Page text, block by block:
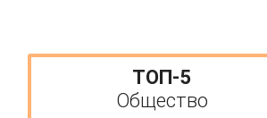
ТОП-5
Общество